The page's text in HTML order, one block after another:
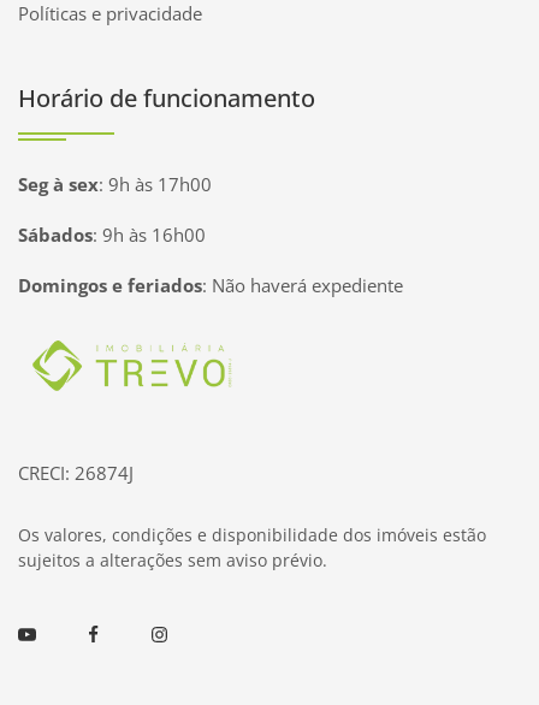
Políticas e privacidade
Horário de funcionamento
Seg à sex: 9h às 17h00
Sábados: 9h às 16h00
Domingos e feriados: Não haverá expediente
Página inicial
CRECI: 26874J
Os valores, condições e disponibilidade dos imóveis estão
sujeitos a alterações sem aviso prévio.
Youtube FacebookInstagram